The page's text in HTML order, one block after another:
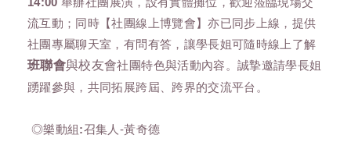
流互動 ；同時【社團線上博覽會】亦已同步上線，提供
社團專屬聊天室 ，有問有答，讓學長姐可隨時線上了解
班聯會與校友會社團特色與活動內容。誠摯邀請學長姐
踴躍參與，共同拓展跨屆、跨界的交流平台。
◎樂動組:召集人-黃奇德